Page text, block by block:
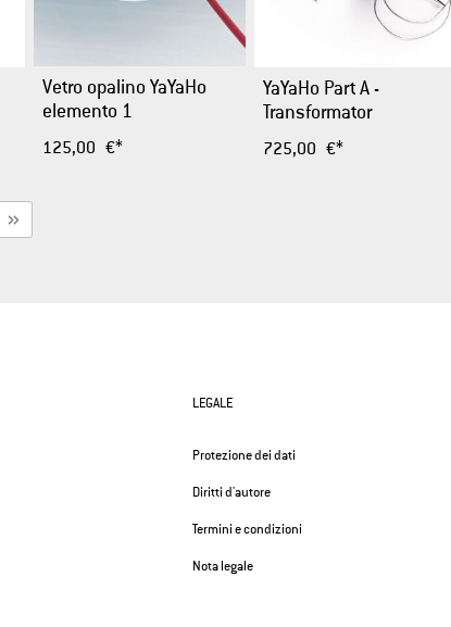
Vetro opalino YaYaHo
elemento 1
125,00 €*
YaYaHo Part A -
Transformator
725,00 €*
LEGALE
Protezione dei dati
Diritti d'autore
Termini e condizioni
Nota legale